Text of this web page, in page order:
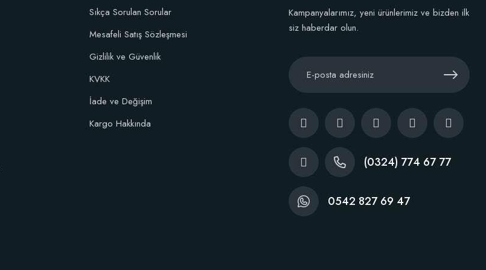
Sıkça Sorulan Sorular
Mesafeli Satış Sözleşmesi
Gizlilik ve Güvenlik
KVKK
İade ve Değişim
Kargo Hakkında
Kampanyalarımız, yeni ürünlerimiz ve bizden ilk
siz haberdar olun.
(0324) 774 67 77
0542 827 69 47